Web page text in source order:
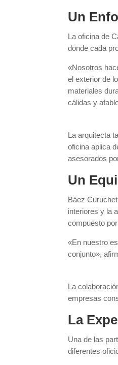
Un
La oficina de
donde cada
«Nosotros
el exterior de
materiales
cálidas y
La arquitecta
oficina aplica
asesorados
Un
Báez
interiores y la
compuesto
«En nuestro
conjunto»,
La
empresas
La
Una de las
diferentes